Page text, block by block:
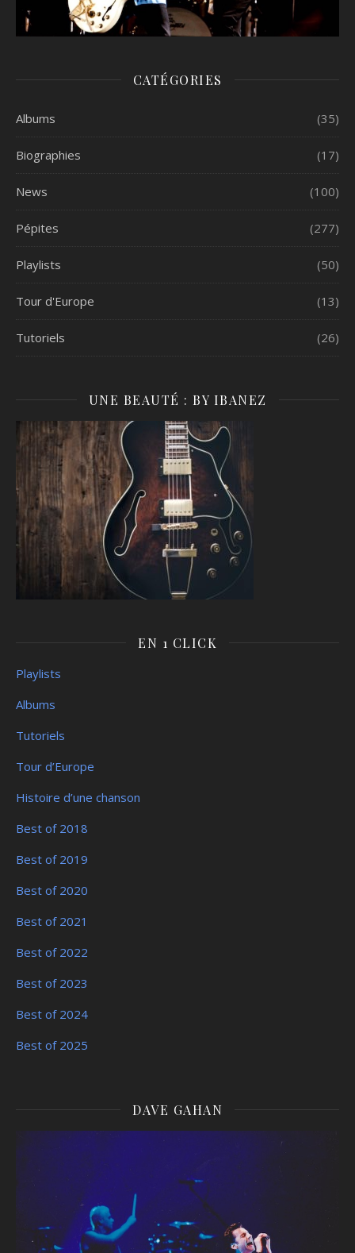
CATÉGORIES
Albums (35)
Biographies (17)
News (100)
Pépites (277)
Playlists (50)
Tour d'Europe (13)
Tutoriels (26)
UNE BEAUTÉ : BY IBANEZ
EN 1 CLICK
Playlists
Albums
Tutoriels
Tour d’Europe
Histoire d’une chanson
Best of 2018
Best of 2019
Best of 2020
Best of 2021
Best of 2022
Best of 2023
Best of 2024
Best of 2025
DAVE GAHAN